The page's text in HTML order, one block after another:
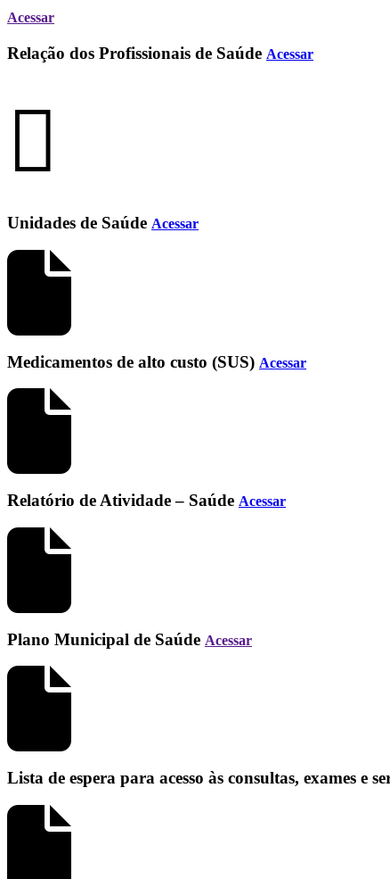
Acessar
Relação dos Profissionais de Saúde Acessar
Unidades de Saúde Acessar
Medicamentos de alto custo (SUS) Acessar
Relatório de Atividade – Saúde Acessar
Plano Municipal de Saúde Acessar
Lista de espera para acesso às consultas, exames e